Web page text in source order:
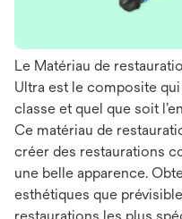
Le Matériau de
Ultra est le composite
classe et quel que soit
Ce matériau de
créer des restaurations
une belle apparence.
esthétiques que
restaurations les plus